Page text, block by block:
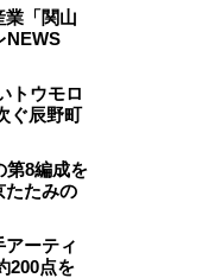
業 「関山
NEWS
トウモロ
ぐ辰野町
第8編成を
たたみの
ーティ
200点を